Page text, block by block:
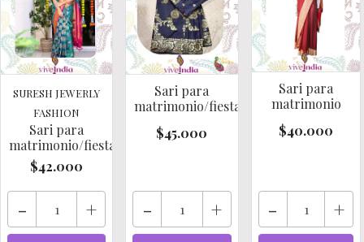
SURESH JEWERLY
FASHION
Sari para
matrimonio/fiestas/cere..
$42.000
- +
Sari para
matrimonio/fiestas/cere..
$45.000
- +
Sari para
matrimonio
$40.000
- +